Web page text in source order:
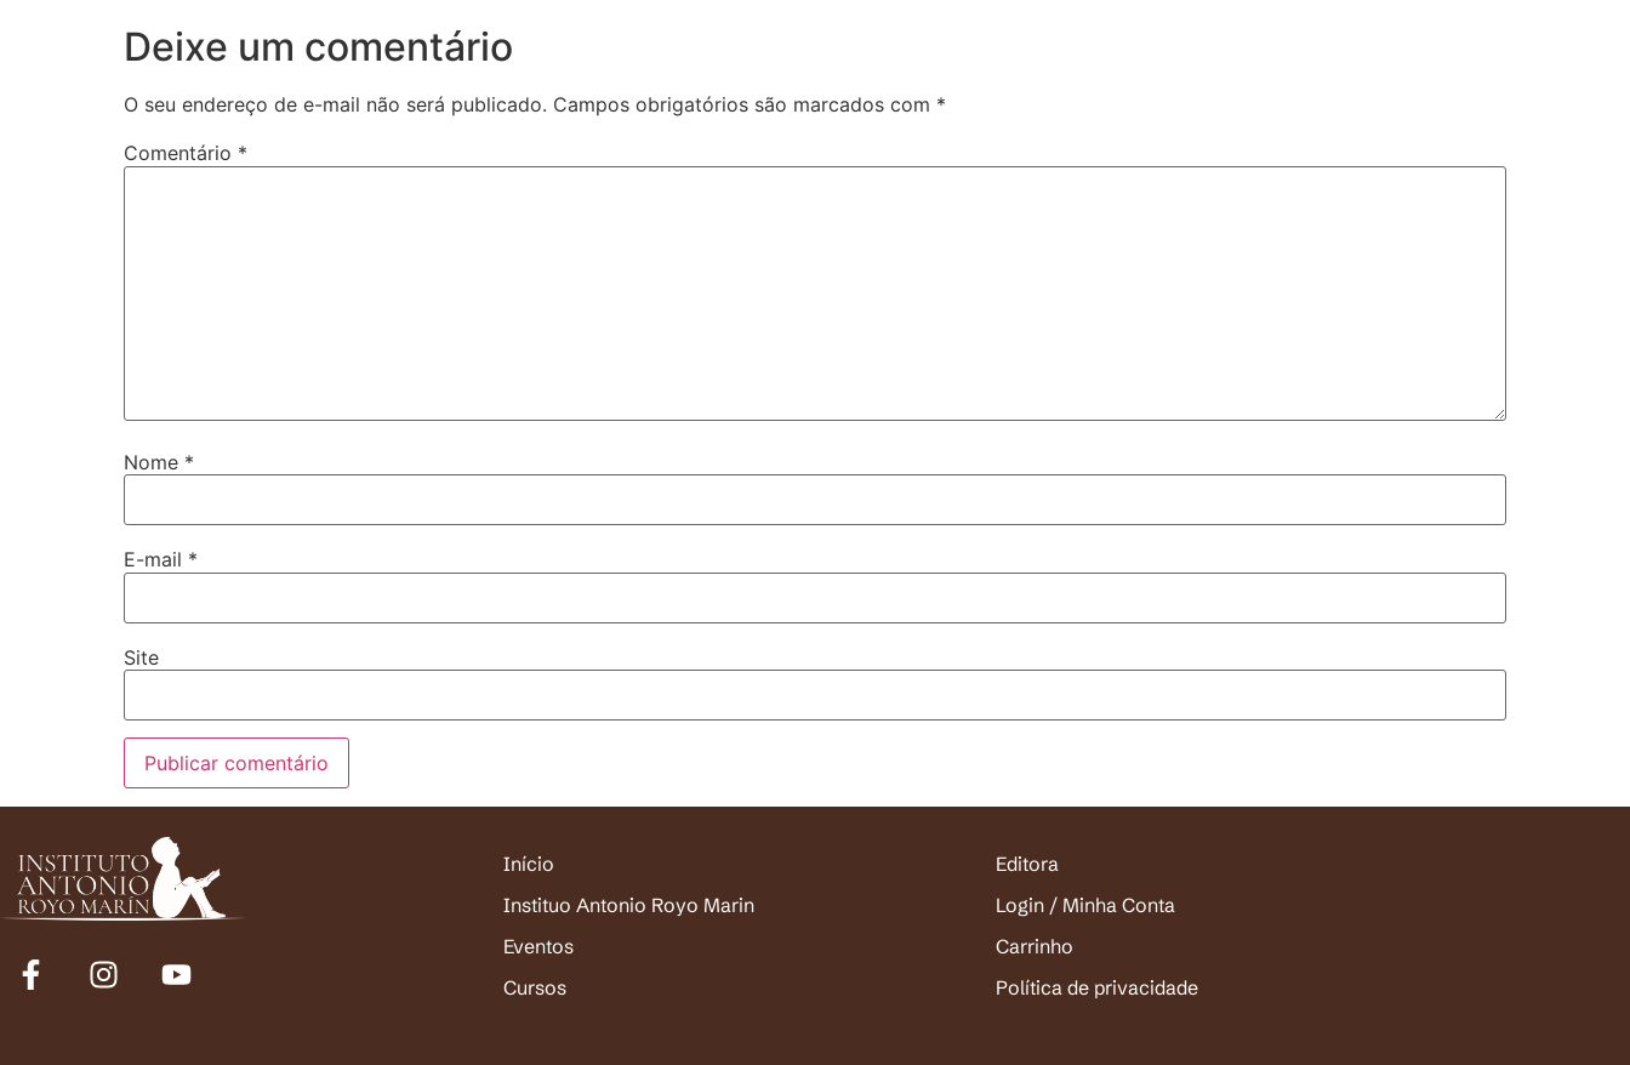
Deixe um comentário
O seu endereço de e-mail não será publicado. Campos obrigatórios são marcados com *
Comentário *
Nome *
E-mail *
Site
Início
Instituo Antonio Royo Marin
Eventos
Cursos
Editora
Login / Minha Conta
Carrinho
Política de privacidade